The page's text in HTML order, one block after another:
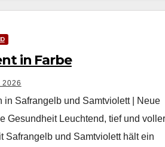
in Farbe
2026
in Safrangelb und Samtviolett | Neue
Gesundheit Leuch­t­end, tief und voller
Safrangelb und Samtvi­o­lett hält ein